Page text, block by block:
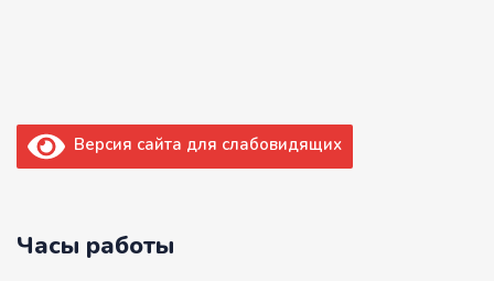
Версия сайта для слабовидящих
Часы работы